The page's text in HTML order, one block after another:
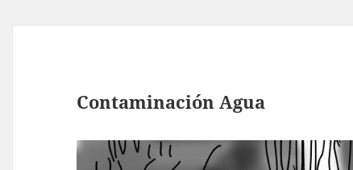
Contaminación Agua